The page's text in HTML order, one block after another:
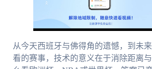
从今天西班牙与佛得角的遗憾，到未
看的赛事，技术的意义在于消除距离